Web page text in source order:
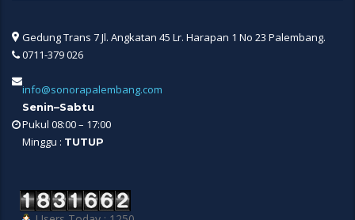
Gedung Trans 7 Jl. Angkatan 45 Lr. Harapan 1 No 23 Palembang.
0711-379 026
info@sonorapalembang.com
Senin–Sabtu
Pukul 08:00 – 17:00
Minggu : TUTUP